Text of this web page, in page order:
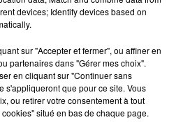
: COMBAT
20h30 à la salle André Malraux
Spectacle-
Armata.
devices; Identify devices based on
sur "Accepter et fermer", ou affiner en
partenaires dans "Gérer mes choix".
en cliquant sur "Continuer sans
s'appliqueront que pour ce site. Vous
ou retirer votre consentement à tout
situé en bas de chaque page.